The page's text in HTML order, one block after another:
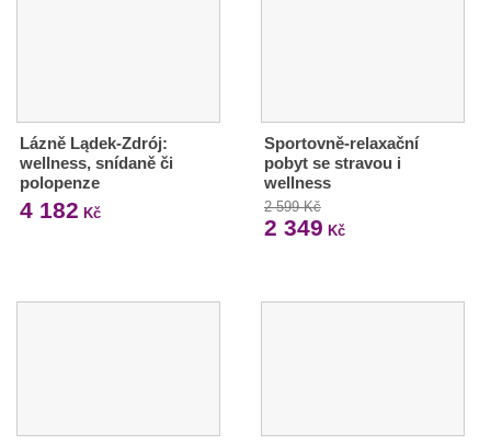
Lázně Lądek-Zdrój:
wellness, snídaně či
polopenze
4 182 Kč
Sportovně-relaxační
pobyt se stravou i
wellness
2 599 Kč
2 349 Kč